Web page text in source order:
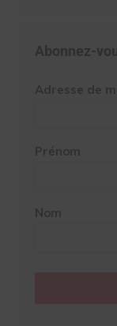
Abonnez-
Adresse de
Prénom
Nom